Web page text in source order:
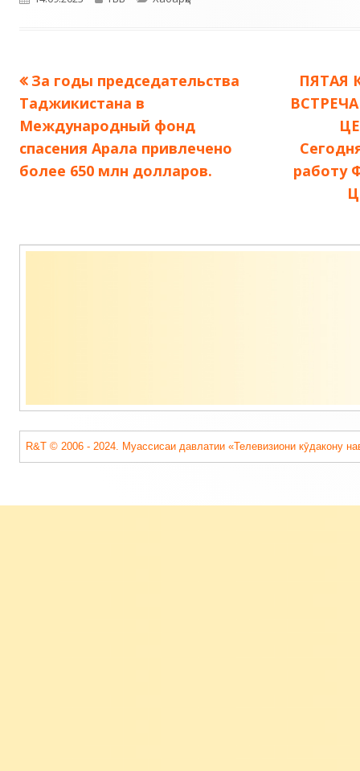
Навигация
по
записям
Предыдущая
запись:
За годы председательства
Таджикистана в
Международный фонд
спасения Арала привлечено
более 650 млн долларов.
запись:
ПЯТАЯ
работу
Содержимое
R&T © 2006 - 2024. Муассисаи давлатии «Телевизиони кӯдакону